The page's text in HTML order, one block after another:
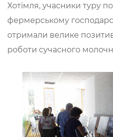
Хотімля, учасники туру
фермерському
отримали велике
роботи сучасного